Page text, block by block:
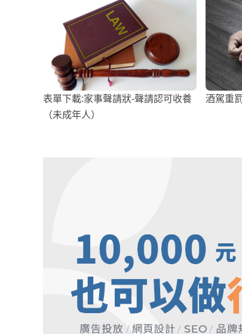
表單下載:家事聲請狀-聲請認可收養
（未成年人）
酒駕重